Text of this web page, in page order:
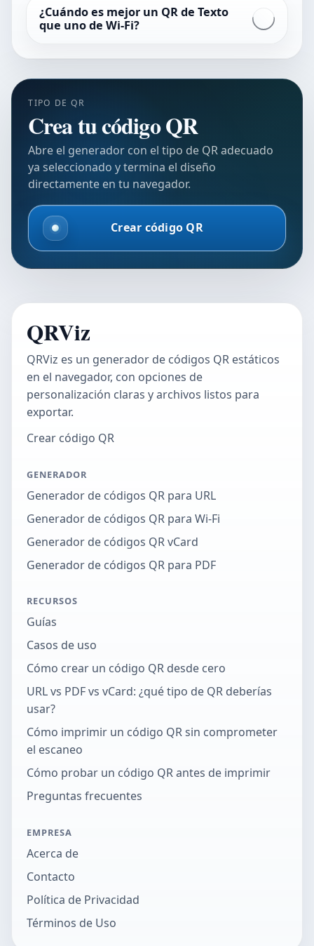
¿Cuándo es mejor un QR de Texto
que uno de Wi-Fi?
TIPO DE QR
Crea tu código QR
Abre el generador con el tipo de QR adecuado
ya seleccionado y termina el diseño
directamente en tu navegador.
Crear código QR
QRViz
QRViz es un generador de códigos QR estáticos
en el navegador, con opciones de
personalización claras y archivos listos para
exportar.
Crear código QR
GENERADOR
Generador de códigos QR para URL
Generador de códigos QR para Wi-Fi
Generador de códigos QR vCard
Generador de códigos QR para PDF
RECURSOS
Guías
Casos de uso
Cómo crear un código QR desde cero
URL vs PDF vs vCard: ¿qué tipo de QR deberías
usar?
Cómo imprimir un código QR sin comprometer
el escaneo
Cómo probar un código QR antes de imprimir
Preguntas frecuentes
EMPRESA
Acerca de
Contacto
Política de Privacidad
Términos de Uso